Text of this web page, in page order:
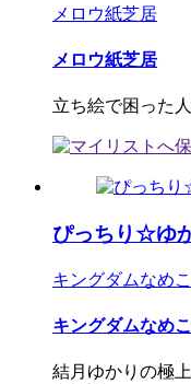
メロウ紙芝居
メロウ紙芝居
立ち絵で困った
ぴっちり☆ゆ
キングダムなめこ
キングダムなめこ
結月ゆかりの極